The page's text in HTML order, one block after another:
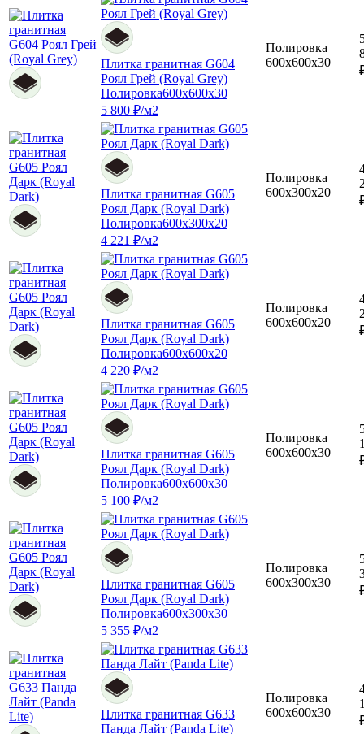
Плитка гранитная G604
Роял Грей (Royal Grey)
Полировка600x600x30
5 800 ₽/м2
Полировка
600x600x30
Плитка гранитная G605
Роял Дарк (Royal Dark)
Полировка600x300x20
4 221 ₽/м2
Полировка
600x300x20
Плитка гранитная G605
Роял Дарк (Royal Dark)
Полировка600x600x20
4 220 ₽/м2
Полировка
600x600x20
Плитка гранитная G605
Роял Дарк (Royal Dark)
Полировка600x600x30
5 100 ₽/м2
Полировка
600x600x30
Плитка гранитная G605
Роял Дарк (Royal Dark)
Полировка600x300x30
5 355 ₽/м2
Полировка
600x300x30
Плитка гранитная G633
Панда Лайт (Panda Lite)
Полировка
600x600x30